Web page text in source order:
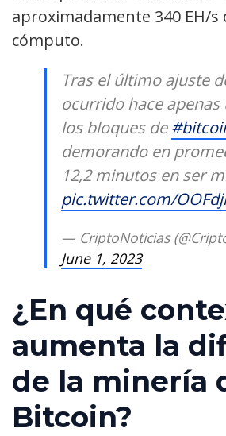
aproximadamente 340 EH/s
cómputo.
Tras el último ajuste
ocurrido hace apenas
los bloques de
demorando en
12,2 minutos en ser
pic.twitter.com/
— CriptoNoticias
June 1, 2023
¿En qué
aumenta la
de la minería
Bitcoin?